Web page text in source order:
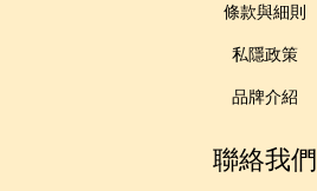
條款與細則
私隱政策
品牌介紹
聯絡我們